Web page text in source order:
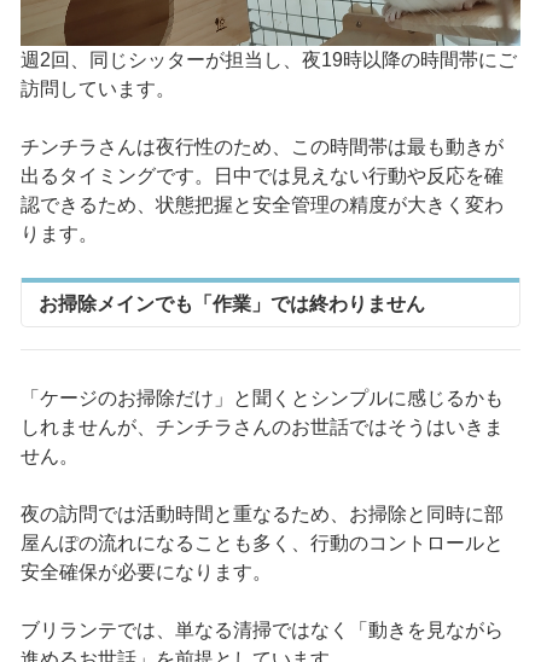
週2回、同じシッターが担当し、夜19時以降の時間帯にご
訪問しています。
チンチラさんは夜行性のため、この時間帯は最も動きが
出るタイミングです。日中では見えない行動や反応を確
認できるため、状態把握と安全管理の精度が大きく変わ
ります。
お掃除メインでも「作業」では終わりません
「ケージのお掃除だけ」と聞くとシンプルに感じるかも
しれませんが、チンチラさんのお世話ではそうはいきま
せん。
夜の訪問では活動時間と重なるため、お掃除と同時に部
屋んぽの流れになることも多く、行動のコントロールと
安全確保が必要になります。
ブリランテでは、単なる清掃ではなく「動きを見ながら